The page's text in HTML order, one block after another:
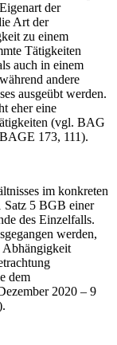
der
Art der
zu einem
Tätigkeiten
auch in einem
andere
ausgeübt werden.
eher eine
(vgl. BAG
173, 111).
im konkreten
Satz 5 BGB einer
des Einzelfalls.
werden,
Abhängigkeit
dem
2020 – 9